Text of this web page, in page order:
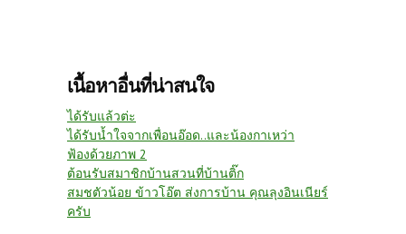
เนื้อหาอื่นที่น่าสนใจ
ได้รับแล้วต่ะ
ได้รับน้ำใจจากเพื่อนอ๊อด..และน้องกาเหว่า
ฟ้องด้วยภาพ 2
ต้อนรับสมาชิกบ้านสวนที่บ้านติ๊ก
สมชตัวน้อย ข้าวโอ๊ต ส่งการบ้าน คุณลุงอินเนียร์
ครับ